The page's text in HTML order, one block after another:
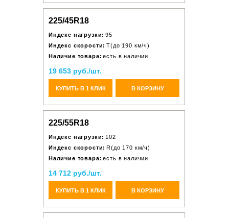
225/45R18
Индекс нагрузки: 95
Индекс скорости: T(до 190 км/ч)
Наличие товара: есть в наличии
19 653 руб./шт.
КУПИТЬ В 1 КЛИК В КОРЗИНУ
225/55R18
Индекс нагрузки: 102
Индекс скорости: R(до 170 км/ч)
Наличие товара: есть в наличии
14 712 руб./шт.
КУПИТЬ В 1 КЛИК В КОРЗИНУ